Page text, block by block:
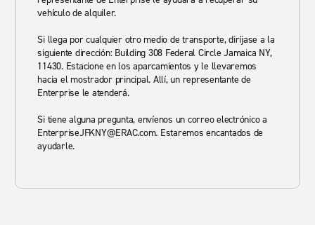
vehículo de alquiler.
Si llega por cualquier otro medio de transporte, diríjase a la
siguiente dirección: Building 308 Federal Circle Jamaica NY,
11430. Estacione en los aparcamientos y le llevaremos
hacia el mostrador principal. Allí, un representante de
Enterprise le atenderá.
Si tiene alguna pregunta, envíenos un correo electrónico a
EnterpriseJFKNY@ERAC.com. Estaremos encantados de
ayudarle.